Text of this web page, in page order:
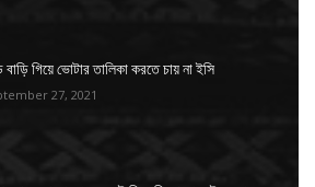
বাড়ি গিয়ে ভোটার তালিকা করতে চায় না ইসি
27, 2021